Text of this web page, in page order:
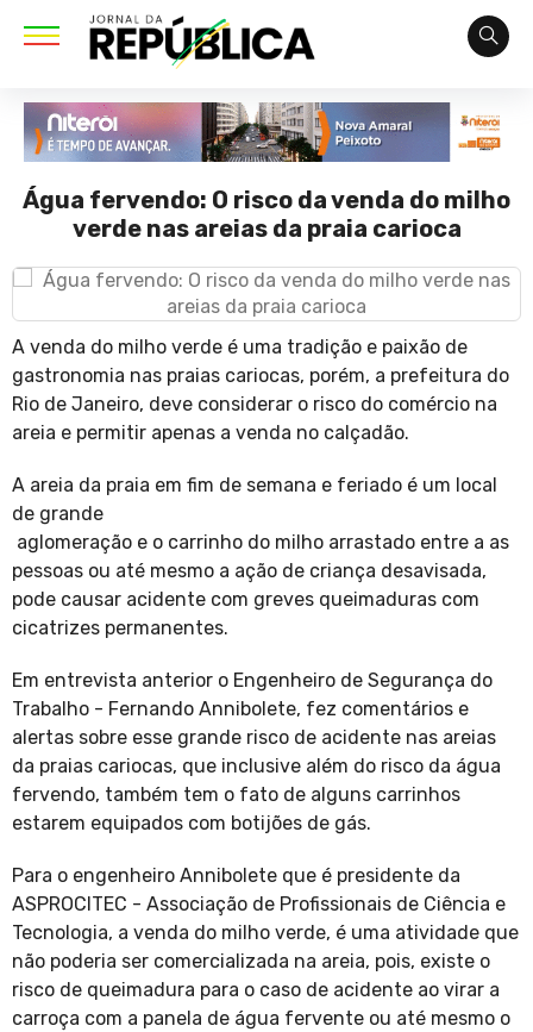
Água fervendo: O risco da venda do milho
verde nas areias da praia carioca
A venda do milho verde é uma tradição e paixão de
gastronomia nas praias cariocas, porém, a prefeitura do
Rio de Janeiro, deve considerar o risco do comércio na
areia e permitir apenas a venda no calçadão.
A areia da praia em fim de semana e feriado é um local
de grande
aglomeração e o carrinho do milho arrastado entre a as
pessoas ou até mesmo a ação de criança desavisada,
pode causar acidente com greves queimaduras com
cicatrizes permanentes.
Em entrevista anterior o Engenheiro de Segurança do
Trabalho - Fernando Annibolete, fez comentários e
alertas sobre esse grande risco de acidente nas areias
da praias cariocas, que inclusive além do risco da água
fervendo, também tem o fato de alguns carrinhos
estarem equipados com botijões de gás.
Para o engenheiro Annibolete que é presidente da
ASPROCITEC - Associação de Profissionais de Ciência e
Tecnologia, a venda do milho verde, é uma atividade que
não poderia ser comercializada na areia, pois, existe o
risco de queimadura para o caso de acidente ao virar a
carroça com a panela de água fervente ou até mesmo o